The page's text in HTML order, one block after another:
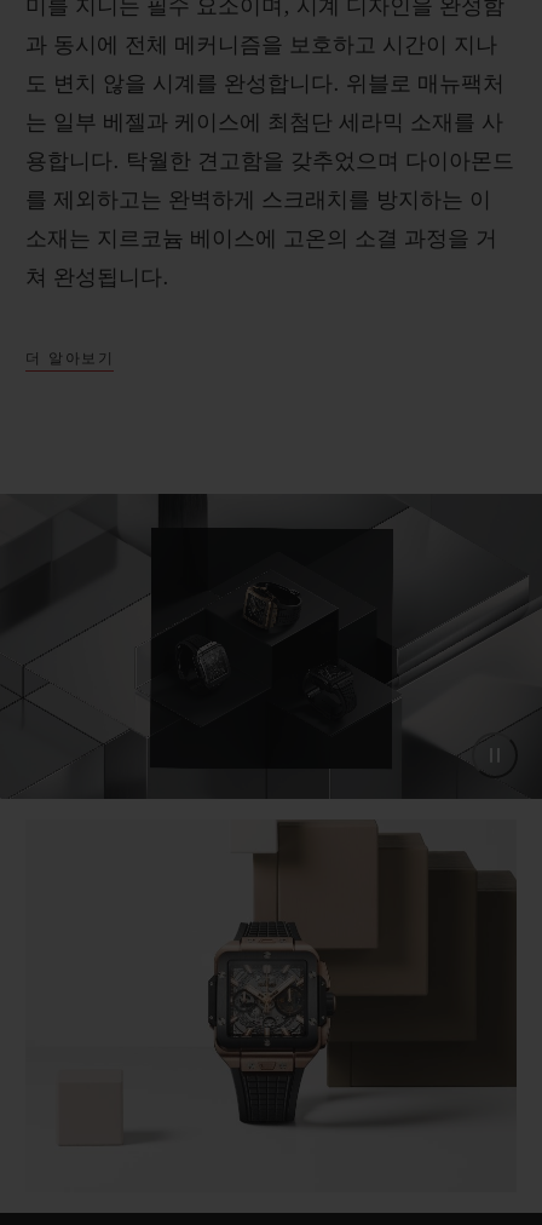
미를 지니는 필수 요소이며, 시계 디자인을 완성함
과 동시에 전체 메커니즘을 보호하고 시간이 지나
도 변치 않을 시계를 완성합니다. 위블로 매뉴팩처
는 일부 베젤과 케이스에 최첨단 세라믹 소재를 사
용합니다. 탁월한 견고함을 갖추었으며 다이아몬드
를 제외하고는 완벽하게 스크래치를 방지하는 이
소재는 지르코늄 베이스에 고온의 소결 과정을 거
쳐 완성됩니다.
더 알아보기